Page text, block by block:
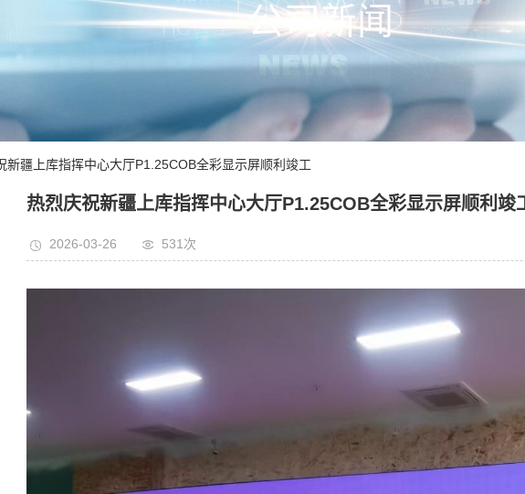
公司新闻
新疆上库指挥中心大厅P1.25COB全彩显示屏顺利竣工
热烈庆祝新疆上库指挥中心大厅P1.25COB全彩显示屏顺利竣
2026-03-26 531 次